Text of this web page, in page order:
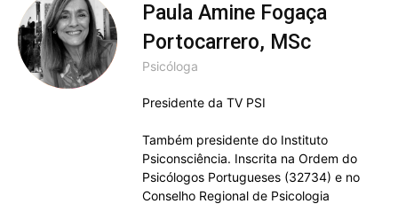
Paula Amine Fogaça
Portocarrero, MSc
Psicóloga
Presidente da TV PSI
Também presidente do Instituto
Psiconsciência. Inscrita na Ordem do
Psicólogos Portugueses (32734) e no
Conselho Regional de Psicologia